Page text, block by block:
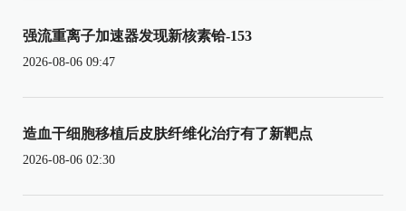
强流重离子加速器发现新核素铪-153
2026-08-06 09:47
造血干细胞移植后皮肤纤维化治疗有了新靶点
2026-08-06 02:30